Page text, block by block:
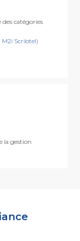
catégories
M2i Scribtel)
la gestion